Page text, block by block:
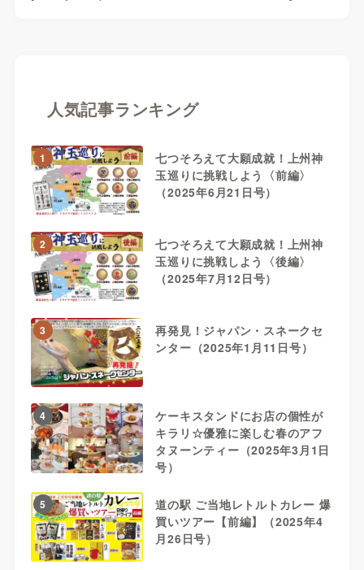
人気記事ランキング
1
七つそろえて大願成就！上州神
玉巡りに挑戦しよう〈前編〉
（2025年6月21日号）
2
七つそろえて大願成就！上州神
玉巡りに挑戦しよう〈後編〉
（2025年7月12日号）
3
再発見！ジャパン・スネークセ
ンター（2025年1月11日号）
4
ケーキスタンドにお店の個性が
キラリ☆優雅に楽しむ春のアフ
タヌーンティー（2025年3月1日
号）
5
道の駅 ご当地レトルトカレー 爆
買いツアー【前編】（2025年4
月26日号）